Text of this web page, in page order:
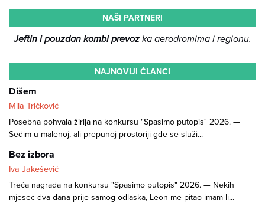
NAŠI PARTNERI
Jeftin i pouzdan kombi prevozka aerodromima i regionu.
NAJNOVIJI ČLANCI
Dišem
Mila Tričković
Posebna pohvala žirija na konkursu "Spasimo putopis" 2026. —
Sedim u malenoj, ali prepunoj prostoriji gde se služi...
Bez izbora
Iva Jakešević
Treća nagrada na konkursu "Spasimo putopis" 2026. — Nekih
mjesec-dva dana prije samog odlaska, Leon me pitao imam li...